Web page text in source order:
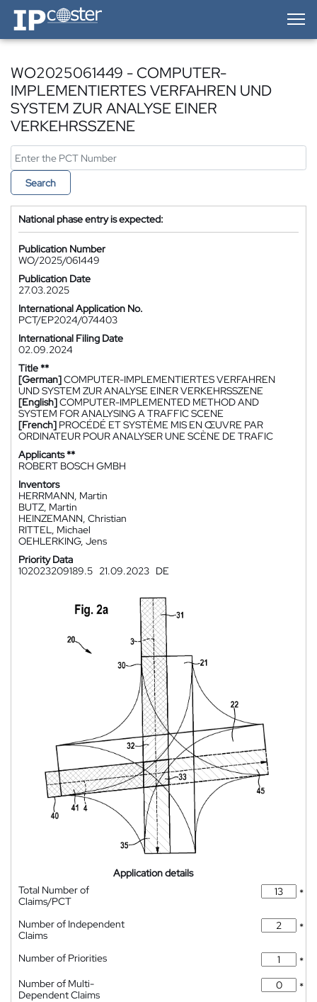
IP-Coster — Home
WO2025061449 - COMPUTER-
IMPLEMENTIERTES VERFAHREN UND
SYSTEM ZUR ANALYSE EINER
VERKEHRSSZENE
Search
National phase entry is expected:
Publication Number
WO/2025/061449
Publication Date
27.03.2025
International Application No.
PCT/EP2024/074403
International Filing Date
02.09.2024
Title **
[German]COMPUTER-IMPLEMENTIERTES VERFAHREN
UND SYSTEM ZUR ANALYSE EINER VERKEHRSSZENE
[English]COMPUTER-IMPLEMENTED METHOD AND
SYSTEM FOR ANALYSING A TRAFFIC SCENE
[French] PROCÉDÉ ET SYSTÈME MIS EN ŒUVRE PAR
ORDINATEUR POUR ANALYSER UNE SCÈNE DE TRAFIC
Applicants **
ROBERT BOSCH GMBH
Inventors
HERRMANN, Martin
BUTZ, Martin
HEINZEMANN, Christian
RITTEL, Michael
OEHLERKING, Jens
Priority Data
102023209189.5 21.09.2023 DE
Application details
Total Number of
Claims/PCT
*
Number of Independent
Claims
*
Number of Priorities
*
Number of Multi-
Dependent Claims
*